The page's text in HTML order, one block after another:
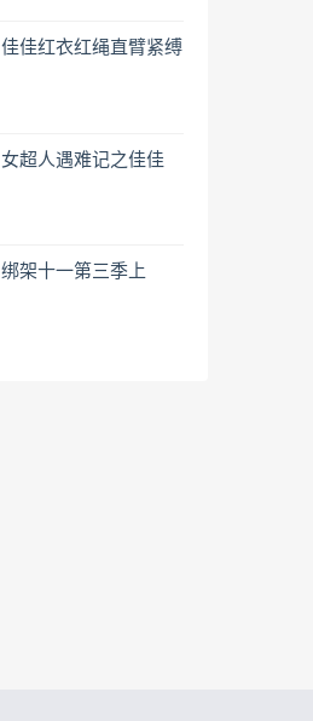
佳佳红衣红绳直臂紧缚
女超人遇难记之佳佳
绑架十一第三季上